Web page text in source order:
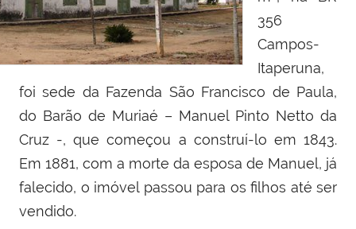
356
Campos-
Itaperuna,
foi sede da Fazenda São Francisco de Paula,
do Barão de Muriaé – Manuel Pinto Netto da
Cruz -, que começou a construí-lo em 1843.
Em 1881, com a morte da esposa de Manuel, já
falecido, o imóvel passou para os filhos até ser
vendido.